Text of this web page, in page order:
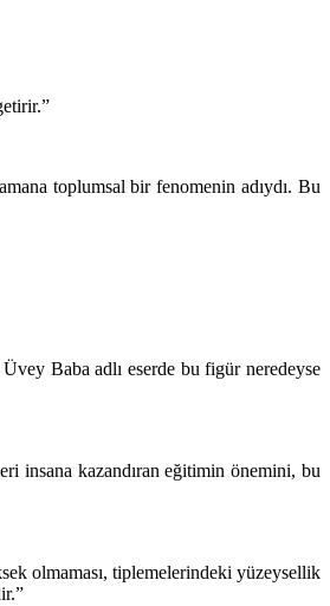
toplumsal bir fenomenin adıydı. Bu
Baba adlı eserde bu figür neredeyse
insana kazandıran eğitimin önemini, bu
olmaması, tiplemelerindeki yüzeysellik